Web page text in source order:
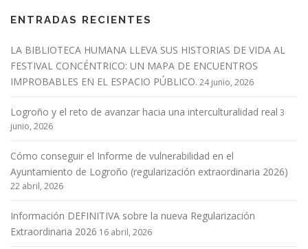
ENTRADAS RECIENTES
LA BIBLIOTECA HUMANA LLEVA SUS HISTORIAS DE VIDA AL
FESTIVAL CONCÉNTRICO: UN MAPA DE ENCUENTROS
IMPROBABLES EN EL ESPACIO PÚBLICO. 24 junio, 2026
Logroño y el reto de avanzar hacia una interculturalidad real 3
junio, 2026
Cómo conseguir el Informe de vulnerabilidad en el
Ayuntamiento de Logroño (regularización extraordinaria 2026)
22 abril, 2026
Información DEFINITIVA sobre la nueva Regularización
Extraordinaria 2026 16 abril, 2026